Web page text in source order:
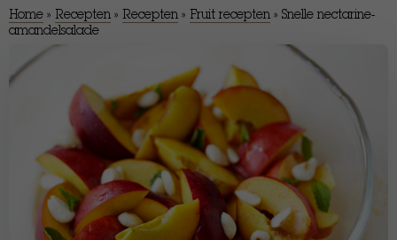
Home » Recepten » Recepten » Fruit recepten » Snelle nectarine-
amandelsalade